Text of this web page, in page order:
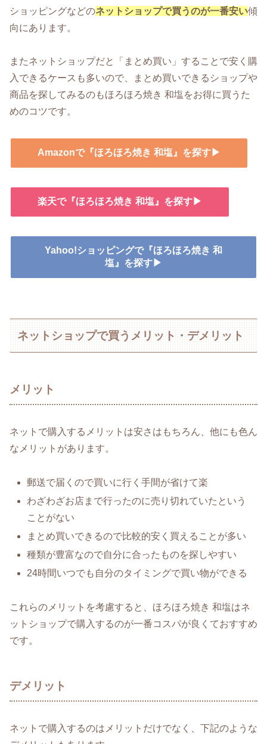
ショッピングなどのネットショップで買うのが一番安い傾
向にあります。
またネットショップだと「まとめ買い」することで安く購
入できるケースも多いので、まとめ買いできるショップや
商品を探してみるのもほろほろ焼き 和塩をお得に買うた
めのコツです。
Amazonで『ほろほろ焼き 和塩』を探す▶
楽天で『ほろほろ焼き 和塩』を探す▶
Yahoo!ショッピングで『ほろほろ焼き 和
塩』を探す▶
ネットショップで買うメリット・デメリット
メリット
ネットで購入するメリットは安さはもちろん、他にも色ん
なメリットがあります。
郵送で届くので買いに行く手間が省けて楽
わざわざお店まで行ったのに売り切れていたという
ことがない
まとめ買いできるので比較的安く買えることが多い
種類が豊富なので自分に合ったものを探しやすい
24時間いつでも自分のタイミングで買い物ができる
これらのメリットを考慮すると、ほろほろ焼き 和塩はネ
ットショップで購入するのが一番コスパが良くておすすめ
です。
デメリット
ネットで購入するのはメリットだけでなく、下記のような